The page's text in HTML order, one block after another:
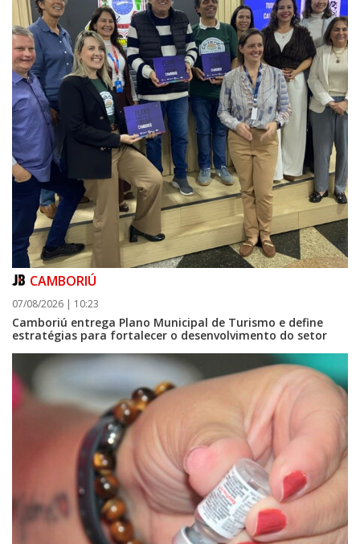
BALNEÁRIO CAMBORIÚ
08/08/2026 | 07:00
Setor judicial de medicamentos de BC estará fechado nos dias 10 e 11 de
agosto para realização de inventário
CAMBORIÚ
07/08/2026 | 10:23
Camboriú entrega Plano Municipal de Turismo e define
estratégias para fortalecer o desenvolvimento do setor